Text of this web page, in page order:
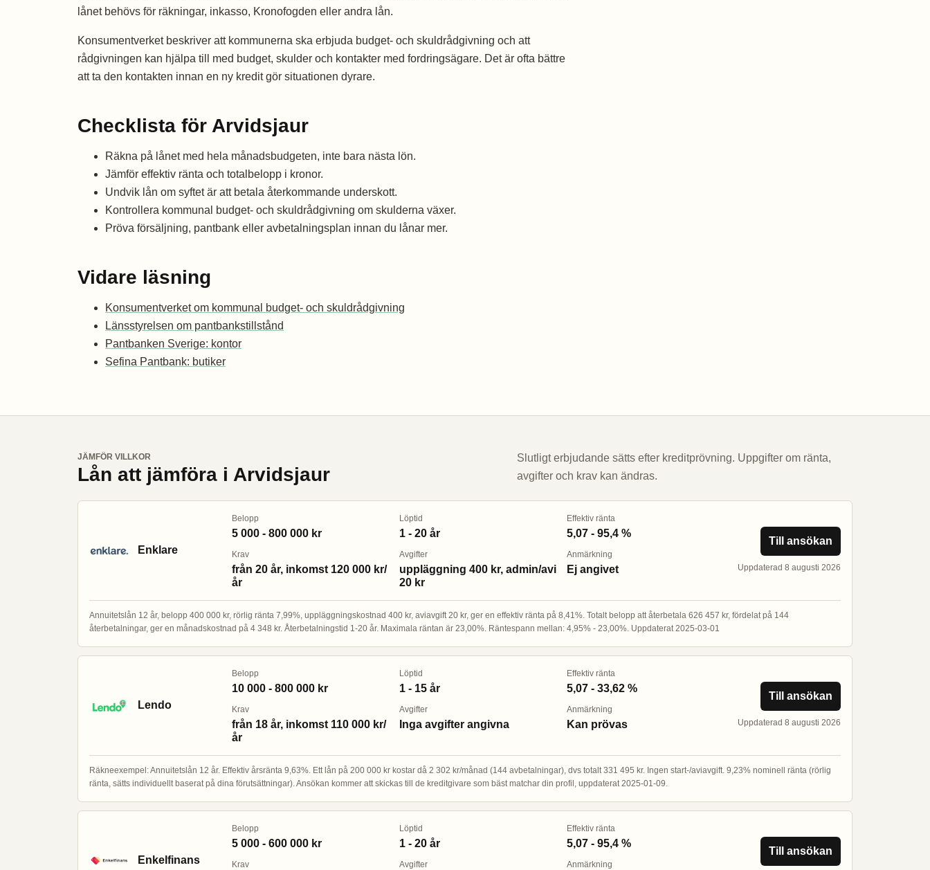
lånet behövs för räkningar, inkasso, Kronofogden eller andra lån.
Konsumentverket beskriver att kommunerna ska erbjuda budget- och skuldrådgivning och att
rådgivningen kan hjälpa till med budget, skulder och kontakter med fordringsägare. Det är ofta bättre
att ta den kontakten innan en ny kredit gör situationen dyrare.
Checklista för Arvidsjaur
Räkna på lånet med hela månadsbudgeten, inte bara nästa lön.
Jämför effektiv ränta och totalbelopp i kronor.
Undvik lån om syftet är att betala återkommande underskott.
Kontrollera kommunal budget- och skuldrådgivning om skulderna växer.
Pröva försäljning, pantbank eller avbetalningsplan innan du lånar mer.
Vidare läsning
Konsumentverket om kommunal budget- och skuldrådgivning
Länsstyrelsen om pantbankstillstånd
Pantbanken Sverige: kontor
Sefina Pantbank: butiker
JÄMFÖR VILLKOR
Lån att jämföra i Arvidsjaur
Slutligt erbjudande sätts efter kreditprövning. Uppgifter om ränta,
avgifter och krav kan ändras.
Enklare
Belopp
5 000 - 800 000 kr
Löptid
1 - 20 år
Effektiv ränta
5,07 - 95,4 %
Krav
från 20 år, inkomst 120 000 kr/
år
Avgifter
uppläggning 400 kr, admin/avi
20 kr
Anmärkning
Ej angivet
Till ansökan
Uppdaterad 8 augusti 2026
Annuitetslån 12 år, belopp 400 000 kr, rörlig ränta 7,99%, uppläggningskostnad 400 kr, aviavgift 20 kr, ger en effektiv ränta på 8,41%. Totalt belopp att återbetala 626 457 kr, fördelat på 144
återbetalningar, ger en månadskostnad på 4 348 kr. Återbetalningstid 1-20 år. Maximala räntan är 23,00%. Räntespann mellan: 4,95% - 23,00%. Uppdaterat 2025-03-01
Lendo
Belopp
10 000 - 800 000 kr
Löptid
1 - 15 år
Effektiv ränta
5,07 - 33,62 %
Krav
från 18 år, inkomst 110 000 kr/
år
Avgifter
Inga avgifter angivna
Anmärkning
Kan prövas
Till ansökan
Uppdaterad 8 augusti 2026
Räkneexempel: Annuitetslån 12 år. Effektiv årsränta 9,63%. Ett lån på 200 000 kr kostar då 2 302 kr/månad (144 avbetalningar), dvs totalt 331 495 kr. Ingen start-/aviavgift. 9,23% nominell ränta (rörlig
ränta, sätts individuellt baserat på dina förutsättningar). Ansökan kommer att skickas till de kreditgivare som bäst matchar din profil, uppdaterat 2025-01-09.
Enkelfinans
Belopp
5 000 - 600 000 kr
Löptid
1 - 20 år
Effektiv ränta
5,07 - 95,4 %
Krav Avgifter Anmärkning
Till ansökan